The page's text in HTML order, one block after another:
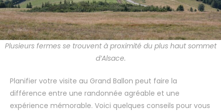
Plusieurs fermes se trouvent à proximité du plus haut sommet
d’Alsace.
Planifier votre visite au Grand Ballon peut faire la
différence entre une randonnée agréable et une
expérience mémorable. Voici quelques conseils pour vous